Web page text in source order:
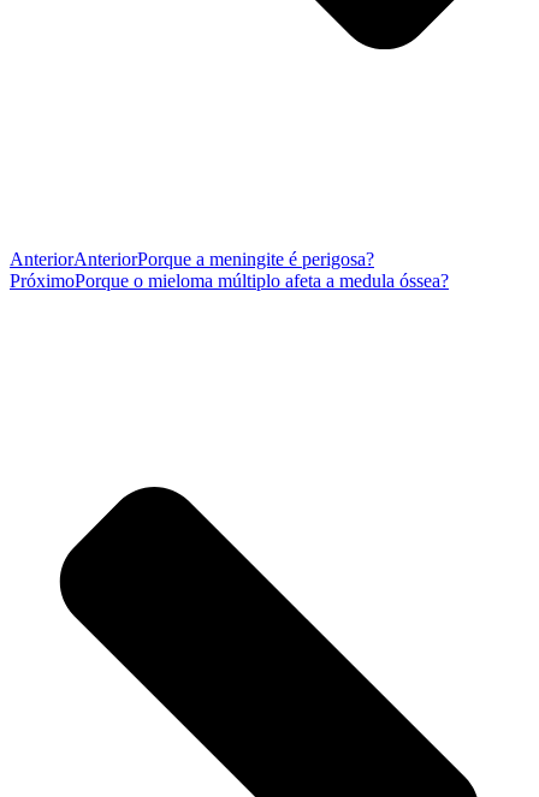
AnteriorAnteriorPorque a meningite é perigosa?
PróximoPorque o mieloma múltiplo afeta a medula óssea?